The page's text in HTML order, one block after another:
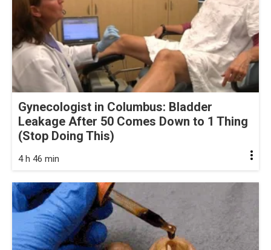
Gynecologist in Columbus: Bladder
Leakage After 50 Comes Down to 1 Thing
(Stop Doing This)
4 h 46 min